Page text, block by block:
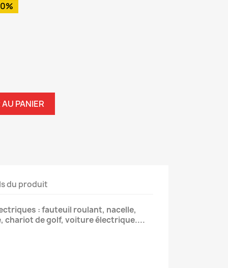
PANIER
du produit
: fauteuil roulant, nacelle,
chariot de golf, voiture électrique....